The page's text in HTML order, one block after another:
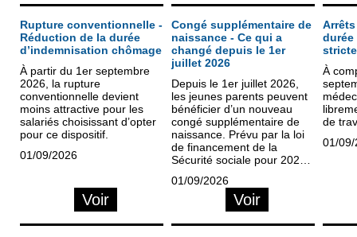
Rupture conventionnelle -
Réduction de la durée
d’indemnisation chômage
À partir du 1er septembre
2026, la rupture
conventionnelle devient
moins attractive pour les
salariés choisissant d’opter
pour ce dispositif.
01/09/2026
Voir
Congé supplémentaire de
naissance - Ce qui a
changé depuis le 1er
juillet 2026
Depuis le 1er juillet 2026,
les jeunes parents peuvent
bénéficier d’un nouveau
congé supplémentaire de
naissance. Prévu par la loi
de financement de la
Sécurité sociale pour 2026,
deux mois de congé
indemnisé en complément
des congés maternité,
paternité ou d’adoption.
01/09/2026
Voir
durée
À
de
01/09/